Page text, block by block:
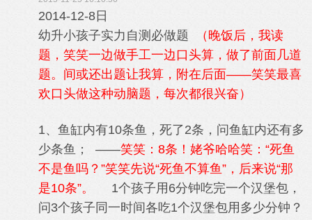
2014-12-8日
幼升小孩子实力自测必做题
（晚饭后，我读
题，笑笑一边做手工一边口头算，做了前面几道
题。间或还出题让我算，附在后面——笑笑最喜
欢口头做这种动脑题，每次都很兴奋）
1、鱼缸内有10条鱼，死了2条，问鱼缸内还有多
少条鱼； ——笑笑：8条！姥爷哈哈笑：“死鱼
不是鱼吗？”笑笑先说“死鱼不算鱼”，后来说“那
是10条”。
1个孩子用6分钟吃完一个汉堡包，
问3个孩子同一时间各吃1个汉堡包用多少分钟？